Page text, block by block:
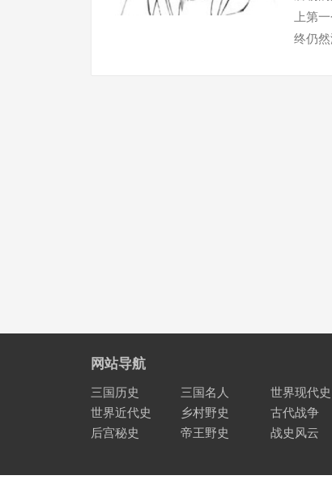
上第
终仍
网站导航
三国历史 三国名人
世界现代史
世界近代史
乡村野史
古代战争
后宫秘史
帝王野史 战史风云